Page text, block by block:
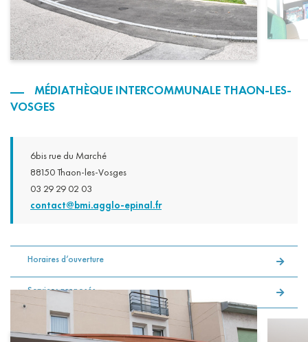
MÉDIATHÈQUE INTERCOMMUNALE THAON-LES-
VOSGES
6bis rue du Marché
88150 Thaon-les-Vosges
03 29 29 02 03
contact@bmi.agglo-epinal.fr
Horaires d’ouverture
Services proposés